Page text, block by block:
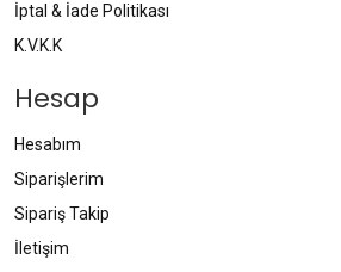
İptal & İade Politikası
K.V.K.K
Hesap
Hesabım
Siparişlerim
Sipariş Takip
İletişim